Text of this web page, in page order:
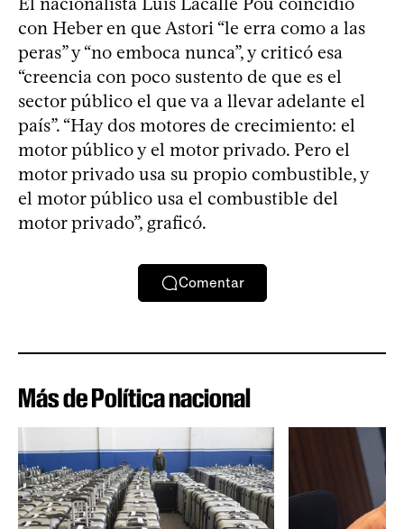
con Heber en que Astori “le erra como a las
peras” y “no emboca nunca”, y criticó esa
“creencia con poco sustento de que es el
sector público el que va a llevar adelante el
país”. “Hay dos motores de crecimiento: el
motor público y el motor privado. Pero el
motor privado usa su propio combustible, y
el motor público usa el combustible del
motor privado”, graficó.
Comentar
Más de Política nacional